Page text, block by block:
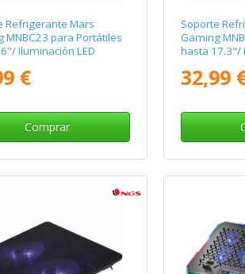
Refrigerante Mars
MNBC23 para Portátiles
Iluminación LED
€
Comprar
Soporte
Gaming
hasta 17.3"/
32,99